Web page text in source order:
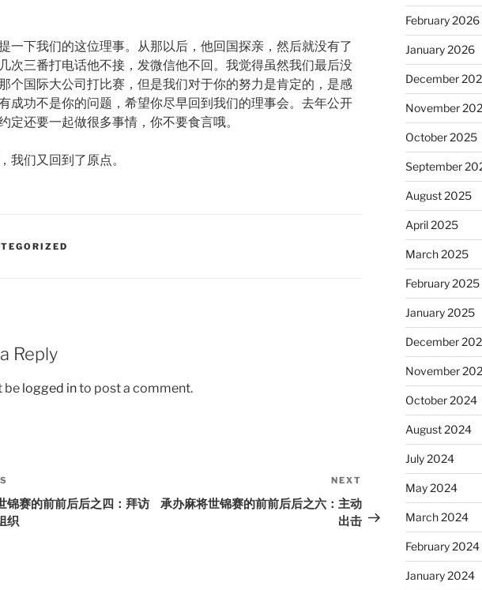
一下我们的这位理事。从那以后，他回国探亲，然后就没有了
次三番打电话他不接，发微信他不回。我觉得虽然我们最后没
个国际大公司打比赛，但是我们对于你的努力是肯定的，是感
成功不是你的问题，希望你尽早回到我们的理事会。去年公开
定还要一起做很多事情，你不要食言哦。
我们又回到了原点。
Reply
be logged into post a comment.
锦赛的前前后后之四：拜访
织
Post
NEXT
承办麻将世锦赛的前前后后之六：主动
出击
February 2026
January 2026
December
November
October 2025
September
August 2025
April 2025
March 2025
February 2025
January 2025
December
November
October 2024
August 2024
July 2024
May 2024
March 2024
February 2024
January 2024